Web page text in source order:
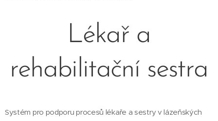
Lékař a
rehabilitační sestra
Systém pro podporu procesů lékaře a sestry v lázeňských